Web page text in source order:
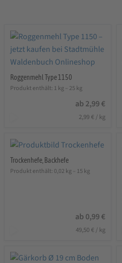
Roggenmehl Type 1150
Produkt enthält: 1 kg – 25 kg
ab 2,99 €
2,99 € / kg
Trockenhefe, Backhefe
Produkt enthält: 0,02 kg – 15 kg
ab 0,99 €
49,50 € / kg